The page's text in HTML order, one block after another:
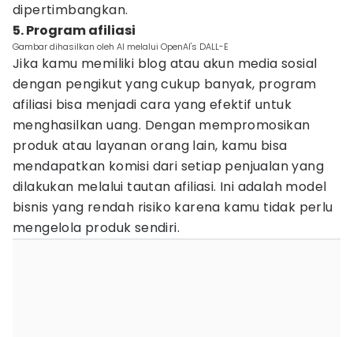
dipertimbangkan.
5. Program afiliasi
Gambar dihasilkan oleh AI melalui OpenAI's DALL-E
Jika kamu memiliki blog atau akun media sosial
dengan pengikut yang cukup banyak, program
afiliasi bisa menjadi cara yang efektif untuk
menghasilkan uang. Dengan mempromosikan
produk atau layanan orang lain, kamu bisa
mendapatkan komisi dari setiap penjualan yang
dilakukan melalui tautan afiliasi. Ini adalah model
bisnis yang rendah risiko karena kamu tidak perlu
mengelola produk sendiri.